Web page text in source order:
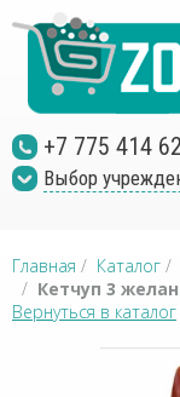
+7 775 414
Выбор
Главная / Каталог /
/ Кетчуп 3
Вернуться в каталог